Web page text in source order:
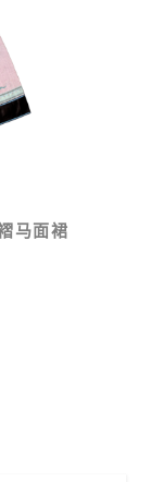
马面裙